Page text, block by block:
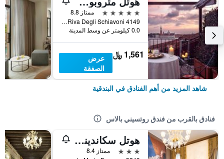
5 نجوم
ممتاز 8.8
Riva Degli Schiavoni 4149, البندقية, فينيتو, إيطاليا
0.0 كيلومتر عن وسط المدينة
1,561 ﷼
عرض
الصفقة
شاهد المزيد من أهم الفنادق في البندقية
فنادق بالقرب من فندق روتسيني بالاس
هوتل سكاندينافيا - ريليه
3 نجوم
ممتاز 8.4